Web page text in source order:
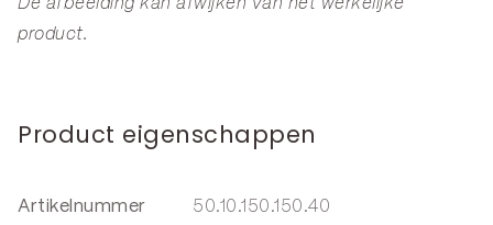
De afbeelding kan afwijken van het werkelijke
product.
Product eigenschappen
Artikelnummer 50.10.150.150.40